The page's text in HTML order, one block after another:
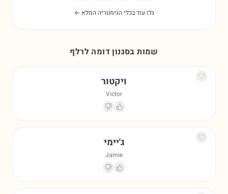
גלו עוד בכלי הגימטריה המלא ←
שמות בסגנון דומה לרלף
ויקטור
Victor
ג'יימי
Jamie